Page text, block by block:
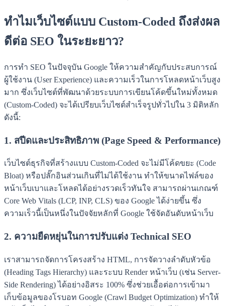
ทำไมเว็บไซต์แบบ Custom-Coded ถึงส่งผล
ดีต่อ SEO ในระยะยาว?
การทำ SEO ในปัจจุบัน Google ให้ความสำคัญกับประสบการณ์
ผู้ใช้งาน (User Experience) และความเร็วในการโหลดหน้าเว็บสูง
มาก ซึ่งเว็บไซต์ที่พัฒนาด้วยระบบการเขียนโค้ดขึ้นใหม่ทั้งหมด
(Custom-Coded) จะได้เปรียบเว็บไซต์สำเร็จรูปทั่วไปใน 3 มิติหลัก
ดังนี้:
1. สปีดและประสิทธิภาพ (Page Speed & Performance)
เว็บไซต์ธุรกิจที่สร้างแบบ Custom-Coded จะไม่มีโค้ดขยะ (Code
Bloat) หรือปลั๊กอินส่วนเกินที่ไม่ได้ใช้งาน ทำให้ขนาดไฟล์ของ
หน้าเว็บเบาและโหลดได้อย่างรวดเร็วทันใจ สามารถผ่านเกณฑ์
Core Web Vitals (LCP, INP, CLS) ของ Google ได้ง่ายขึ้น ซึ่ง
ความเร็วนี้เป็นหนึ่งในปัจจัยหลักที่ Google ใช้จัดอันดับหน้าเว็บ
2. ความยืดหยุ่นในการปรับแต่ง Technical SEO
เราสามารถจัดการโครงสร้าง HTML, การจัดวางลำดับหัวข้อ
(Heading Tags Hierarchy) และระบบ Render หน้าเว็บ (เช่น Server-
Side Rendering) ได้อย่างอิสระ 100% ซึ่งช่วยเอื้อต่อการเข้ามา
เก็บข้อมูลของโรบอท Google (Crawl Budget Optimization) ทำให้